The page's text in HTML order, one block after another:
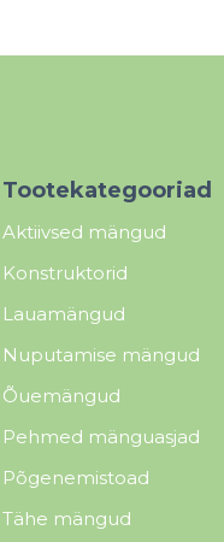
Tootekategooriad
Aktiivsed mängud
Konstruktorid
Lauamängud
Nuputamise mängud
Õuemängud
Pehmed mänguasjad
Põgenemistoad
Tähe mängud